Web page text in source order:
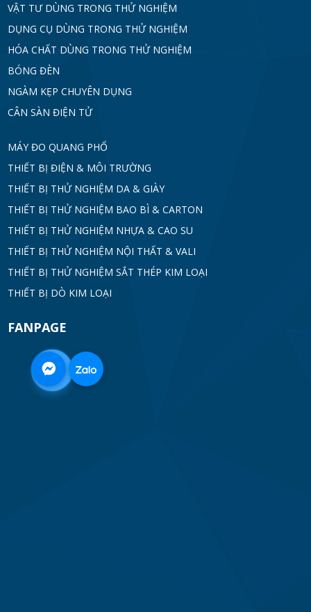
VẬT TƯ DÙNG TRONG THỬ NGHIỆM
DỤNG CỤ DÙNG TRONG THỬ NGHIỆM
HÓA CHẤT DÙNG TRONG THỬ NGHIỆM
BÓNG ĐÈN
NGÀM KẸP CHUYÊN DỤNG
CÂN SÀN ĐIỆN TỬ
MÁY ĐO QUANG PHỔ
THIẾT BỊ ĐIỆN & MÔI TRƯỜNG
THIẾT BỊ THỬ NGHIỆM DA & GIÀY
THIẾT BỊ THỬ NGHIỆM BAO BÌ & CARTON
THIẾT BỊ THỬ NGHIỆM NHỰA & CAO SU
THIẾT BỊ THỬ NGHIỆM NỘI THẤT & VALI
THIẾT BỊ THỬ NGHIỆM SẮT THÉP KIM LOẠI
THIẾT BỊ DÒ KIM LOẠI
FANPAGE
0968